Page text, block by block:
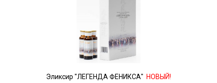
Эликсир "ЛЕГЕНДА ФЕНИКСА" НОВЫЙ!